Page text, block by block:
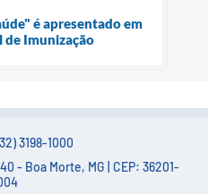
é apresentado em
de Imunização
3198-1000
- Boa Morte, MG | CEP: 36201-